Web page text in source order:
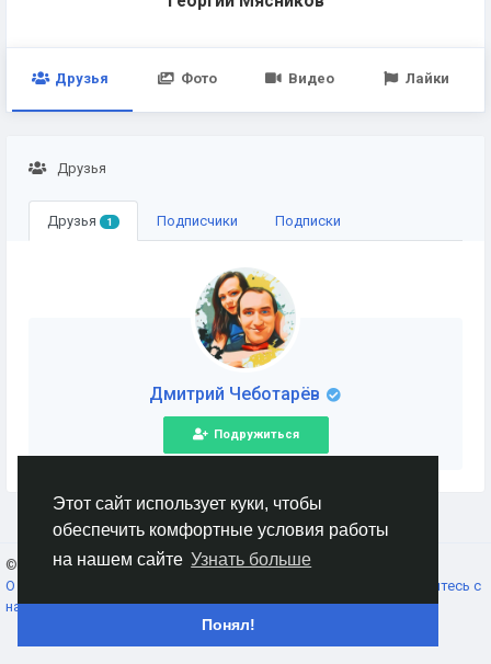
Этот сайт использует куки, чтобы
обеспечить комфортные условия работы
на нашем сайте Узнать больше
Понял!
Друзья Фото Видео Лайки
Друзья
Друзья 1 Подписчики Подписки
Дмитрий Чеботарёв
Подружиться
© 2026 AnimeSocial.SU - Первая аниме сеть!
О нас
Свяжитесь с
нами
Каталог